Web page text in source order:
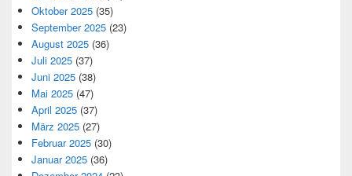
Oktober 2025 (35)
September 2025 (23)
August 2025 (36)
Juli 2025 (37)
Juni 2025 (38)
Mai 2025 (47)
April 2025 (37)
März 2025 (27)
Februar 2025 (30)
Januar 2025 (36)